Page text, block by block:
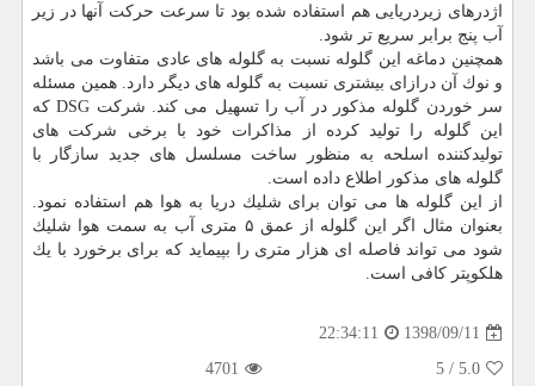
اژدرهای زیردریایی هم استفاده شده بود تا سرعت حركت آنها در زیر
آب پنج برابر سریع تر شود.
همچنین دماغه این گلوله نسبت به گلوله های عادی متفاوت می باشد
و نوك آن درازای بیشتری نسبت به گلوله های دیگر دارد. همین مسئله
سر خوردن گلوله مذكور در آب را تسهیل می كند. شركت DSG كه
این گلوله را تولید كرده از مذاكرات خود با برخی شركت های
تولیدكننده اسلحه به منظور ساخت مسلسل های جدید سازگار با
گلوله های مذكور اطلاع داده است.
از این گلوله ها می توان برای شلیك دریا به هوا هم استفاده نمود.
بعنوان مثال اگر این گلوله از عمق ۵ متری آب به سمت هوا شلیك
شود می تواند فاصله ای هزار متری را بپیماید كه برای برخورد با یك
هلكوپتر كافی است.
1398/09/11
22:34:11
5.0
/
5
4701